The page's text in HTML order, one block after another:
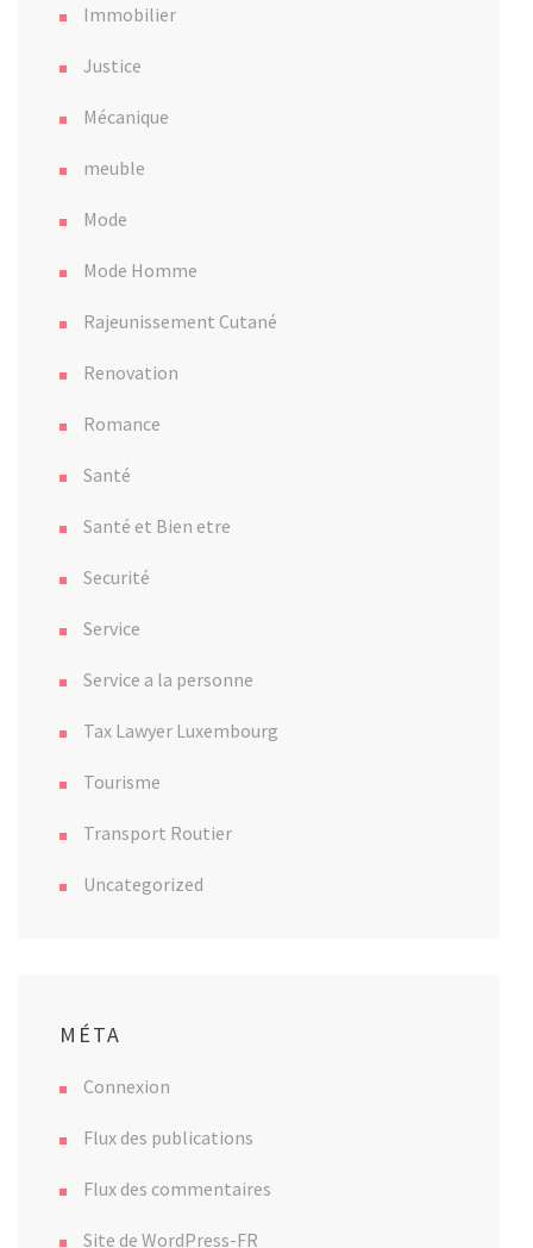
Immobilier
Justice
Mécanique
meuble
Mode
Mode Homme
Rajeunissement Cutané
Renovation
Romance
Santé
Santé et Bien etre
Securité
Service
Service a la personne
Tax Lawyer Luxembourg
Tourisme
Transport Routier
Uncategorized
MÉTA
Connexion
Flux des publications
Flux des commentaires
Site de WordPress-FR